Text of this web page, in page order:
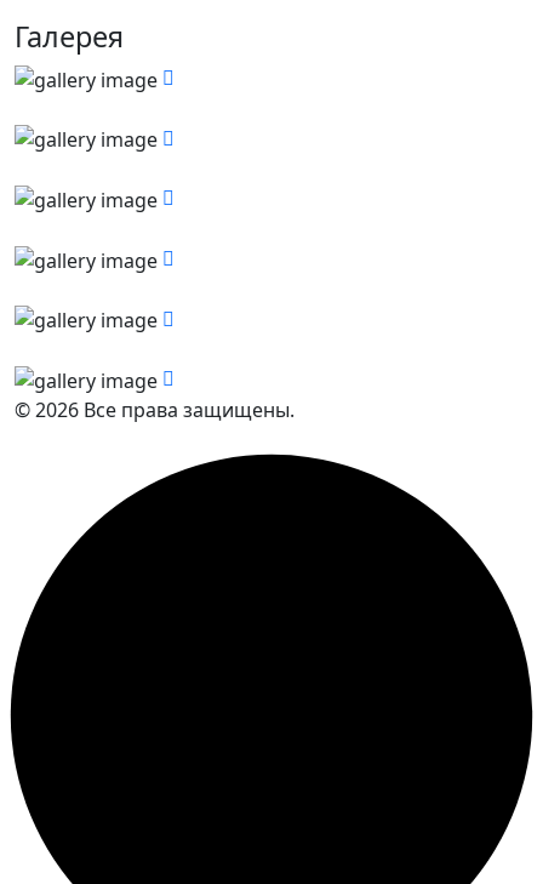
Галерея
© 2026 Все права защищены.